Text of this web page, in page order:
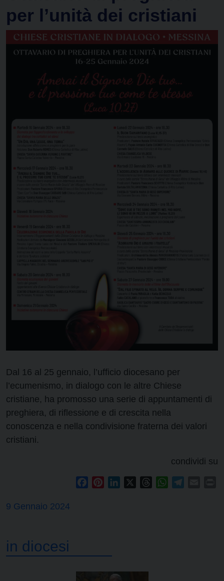
per l’unità dei cristiani
Dal 16 al 25 gennaio, l’ufficio diocesano per
l’ecumenismo, in dialogo con le altre Chiese
cristiane, ha promosso una serie di appuntamenti di
preghiera, di riflessione e di crescita nella
conoscenza e nella condivisione fraterna dei valori
cristiani.
condividi su
FacebookPinterestLinkedIn ThreadsWhatsApp
9 Gennaio 2024
in diocesi